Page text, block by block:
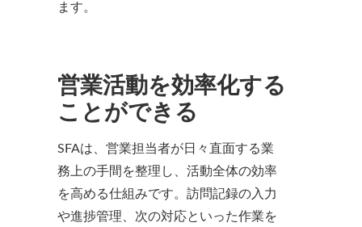
ます。
営業活動を効率化する
ことができる
SFAは、営業担当者が日々直面する業
務上の手間を整理し、活動全体の効率
を高める仕組みです。訪問記録の入力
や進捗管理、次の対応といった作業を